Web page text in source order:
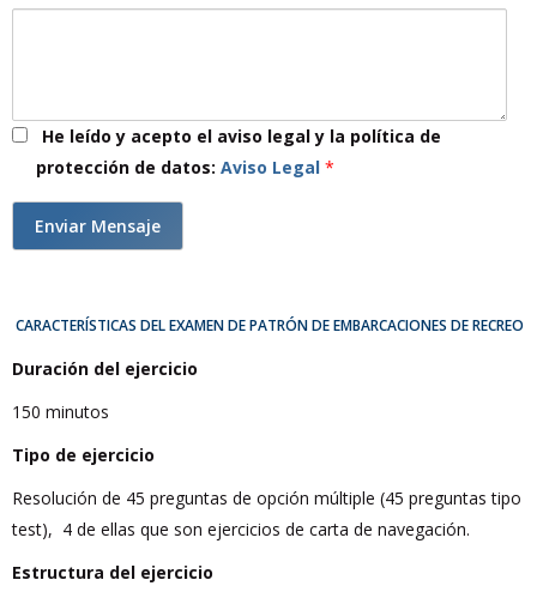
He leído y acepto el aviso legal y la política de
protección de datos: Aviso Legal *
validacion
CARACTERÍSTICAS DEL EXAMEN DE PATRÓN DE EMBARCACIONES DE RECREO
Duración del ejercicio
150 minutos
Tipo de ejercicio
Resolución de 45 preguntas de opción múltiple (45 preguntas tipo
test), 4 de ellas que son ejercicios de carta de navegación.
Estructura del ejercicio